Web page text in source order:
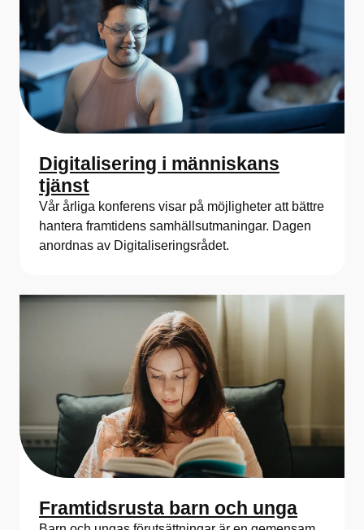
Digitalisering i människans
tjänst
Vår årliga konferens visar på möjligheter att bättre
hantera framtidens samhällsutmaningar. Dagen
anordnas av Digitaliseringsrådet.
Framtidsrusta barn och unga